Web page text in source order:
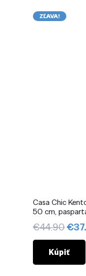
ZĽAVA!
Casa Chic
50 cm,
€44.90
cena
bola:
€
Kúpiť